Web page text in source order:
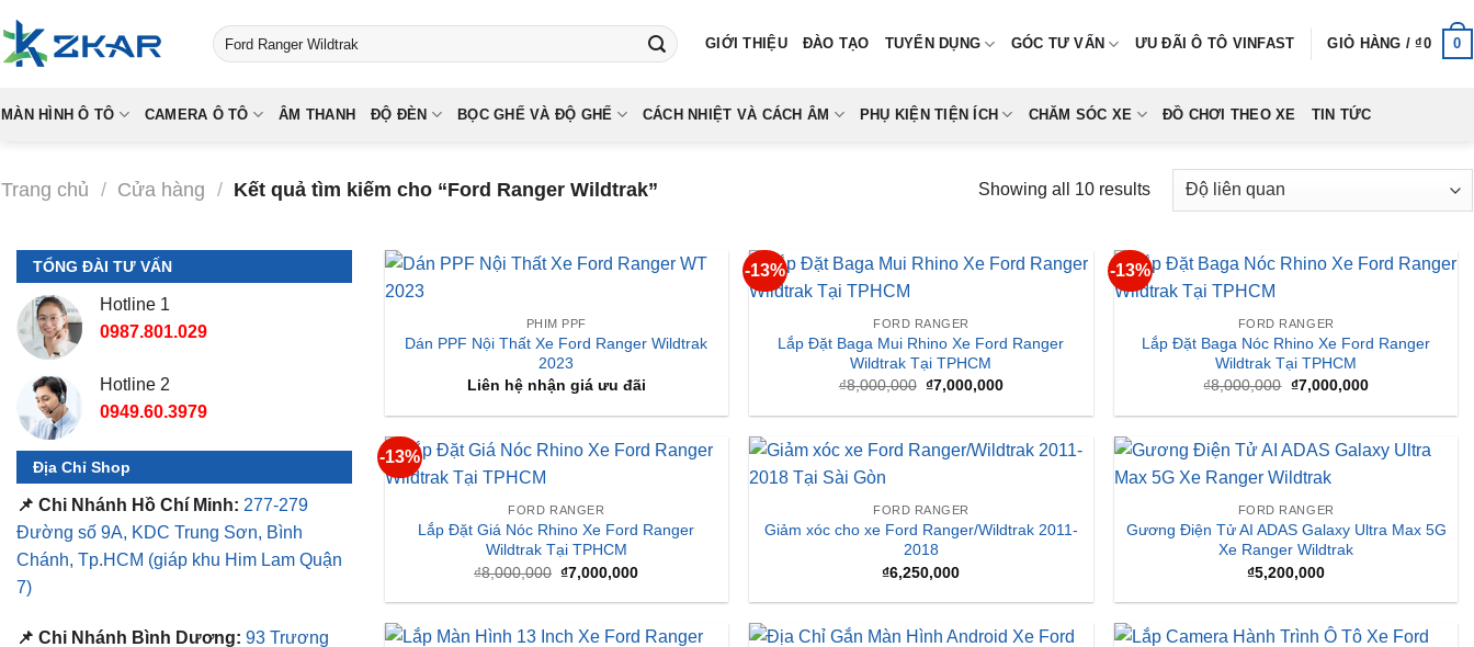
to
content
Tìm
kiếm:
GIỚI THIỆU ĐÀO TẠO TUYỂN DỤNG GÓC TƯ VẤN ƯU ĐÃI Ô TÔ VINFAST GIỎ HÀNG /₫0 0
MÀN HÌNH Ô TÔ CAMERA Ô TÔ ÂM THANH ĐỘ ĐÈN BỌC GHẾ VÀ ĐỘ GHẾ CÁCH NHIỆT VÀ CÁCH ÂM PHỤ KIỆN TIỆN ÍCH CHĂM SÓC XE ĐỒ CHƠI THEO XE TIN TỨC
Trang chủ / Cửa hàng / Kết quả tìm kiếm cho “Ford Ranger Wildtrak” Showing all 10 results
TỔNG ĐÀI TƯ VẤN
Hotline 1
0987.801.029
Hotline 2
0949.60.3979
Địa Chỉ Shop
📌 Chi Nhánh Hồ Chí Minh: 277-279
Đường số 9A, KDC Trung Sơn, Bình
Chánh, Tp.HCM (giáp khu Him Lam Quận
7)
📌 Chi Nhánh Bình Dương: 93 Trương
PHIM PPF
Dán PPF Nội Thất Xe Ford Ranger Wildtrak
2023
Liên hệ nhận giá ưu đãi
-13%
FORD RANGER
Lắp Đặt Baga Mui Rhino Xe Ford Ranger
Wildtrak Tại TPHCM
₫8,000,000 Giá
là:
₫7,000,000Giá
tại
₫7,000,000.
-13%
FORD RANGER
Lắp Đặt Baga Nóc Rhino Xe Ford Ranger
Wildtrak Tại TPHCM
₫8,000,000 Giá
là:
₫7,000,000Giá
tại
₫7,000,000.
-13%
FORD RANGER
Lắp Đặt Giá Nóc Rhino Xe Ford Ranger
Wildtrak Tại TPHCM
₫8,000,000 Giá
gốc
là:
₫7,000,000Giá
tại
₫7,000,000.
FORD RANGER
Giảm xóc cho xe Ford Ranger/Wildtrak 2011-
2018
₫6,250,000
FORD RANGER
Gương Điện Tử AI ADAS Galaxy Ultra Max 5G
Xe Ranger Wildtrak
₫5,200,000